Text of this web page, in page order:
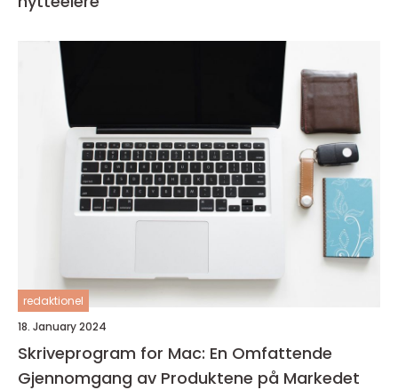
redaktionel
18. January 2024
Skriveprogram for Mac: En Omfattende
Gjennomgang av Produktene på Markedet